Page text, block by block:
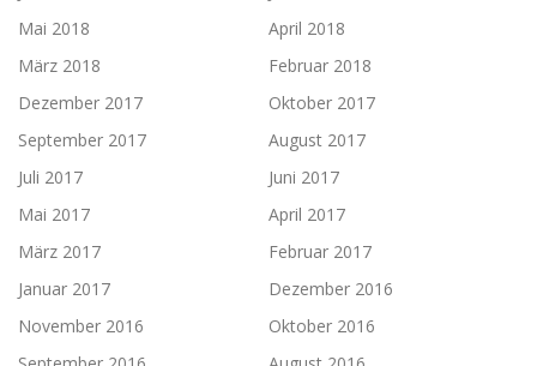
Mai 2018
April 2018
März 2018
Februar 2018
Dezember 2017
Oktober 2017
September 2017
August 2017
Juli 2017
Juni 2017
Mai 2017
April 2017
März 2017
Februar 2017
Januar 2017
Dezember 2016
November 2016
Oktober 2016